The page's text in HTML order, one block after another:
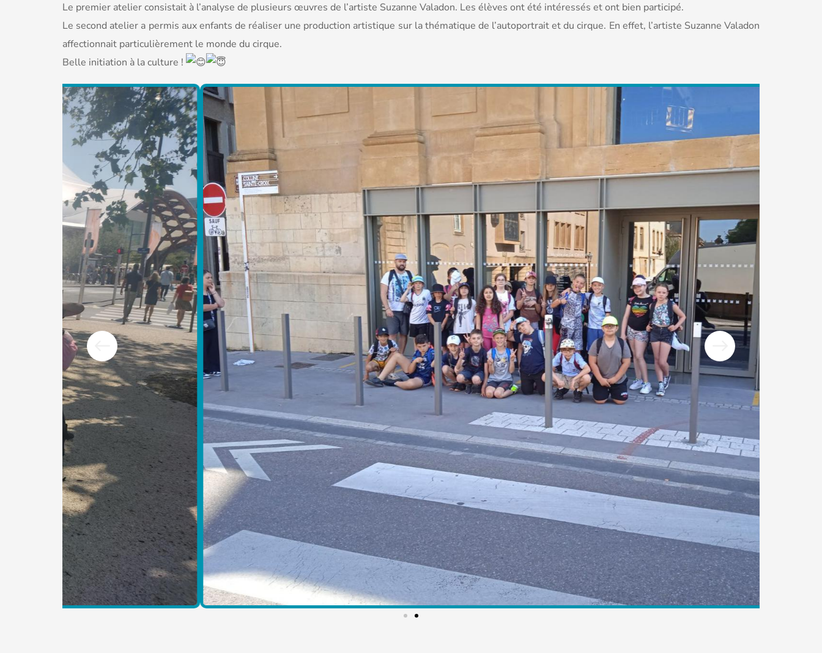
Le premier atelier consistait à l’analyse de plusieurs œuvres de l’artiste Suzanne Valadon. Les élèves ont été intéressés et ont bien participé.
Le second atelier a permis aux enfants de réaliser une production artistique sur la thématique de l’autoportrait et du cirque. En effet, l’artiste Suzanne Valadon
affectionnait particulièrement le monde du cirque.
Belle initiation à la culture !